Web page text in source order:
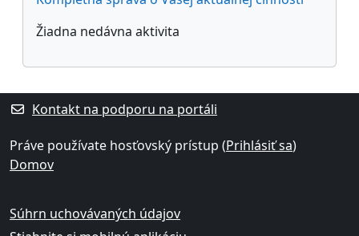
Žiadna nedávna aktivita
Kontakt na podporu na portáli
Práve používate hosťovský prístup (Prihlásiť sa)
Domov
Súhrn uchovávaných údajov